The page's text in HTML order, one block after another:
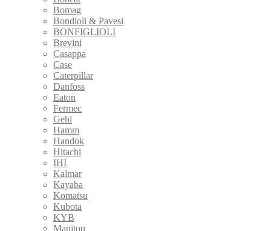
Bomag
Bondioli & Pavesi
BONFIGLIOLI
Brevini
Casappa
Case
Caterpillar
Danfoss
Eaton
Fermec
Gehl
Hamm
Handok
Hitachi
IHI
Kalmar
Kayaba
Komatsu
Kubota
KYB
Manitou